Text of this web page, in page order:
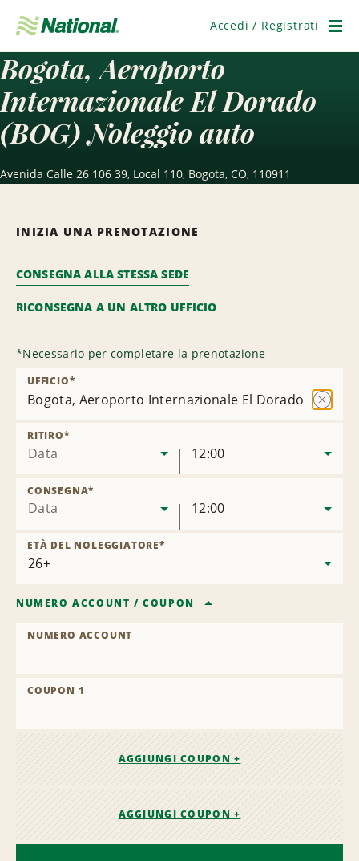
navigazione
Accedi / Registrati
Bogota, Aeroporto
Internazionale El Dorado
(BOG) Noleggio auto
Avenida Calle 26 106 39, Local 110, Bogota, CO, 110911
INIZIA UNA PRENOTAZIONE
CONSEGNA ALLA STESSA SEDE
RICONSEGNA A UN ALTRO UFFICIO
*Necessario per completare la prenotazione
Bogota, Aeroporto Internazionale El Dorado (BOG)
UFFICIO*
Data
RITIRO*
12:00
Data
CONSEGNA*
12:00
ETÀ DEL NOLEGGIATORE*
NUMERO ACCOUNT /COUPON
NUMERO ACCOUNT
COUPON 1
AGGIUNGI COUPON +
AGGIUNGI COUPON +